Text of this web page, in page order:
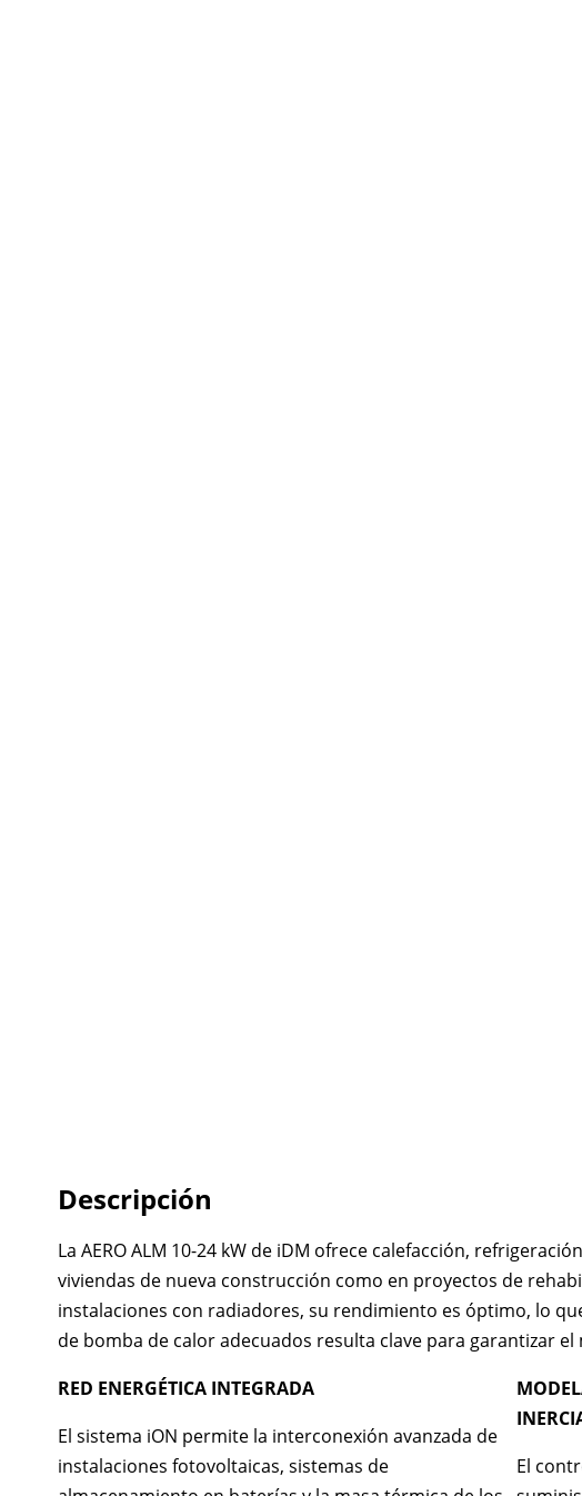
Descripción
La AERO ALM 10-24 kW de iDM ofrece calefacción,
viviendas de nueva construcción como en proyectos de
instalaciones con radiadores, su rendimiento es óptimo, lo
de bomba de calor adecuados resulta clave para garantizar
RED ENERGÉTICA INTEGRADA
El sistema iON permite la interconexión avanzada de
instalaciones fotovoltaicas, sistemas de
El